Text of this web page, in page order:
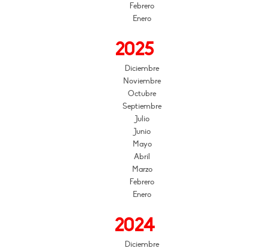
Febrero
Enero
2025
Diciembre
Noviembre
Octubre
Septiembre
Julio
Junio
Mayo
Abril
Marzo
Febrero
Enero
2024
Diciembre